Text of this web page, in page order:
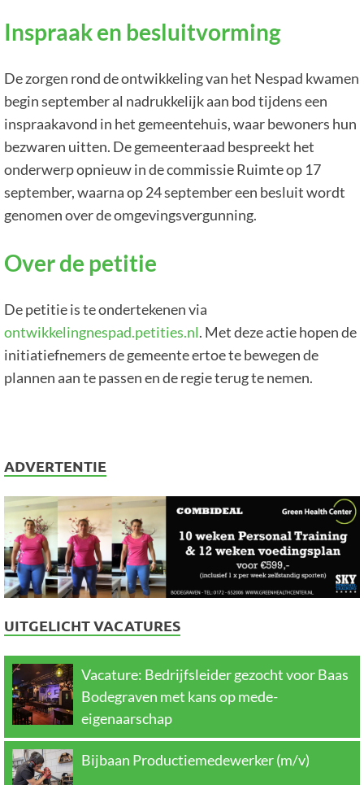
Inspraak en besluitvorming
De zorgen rond de ontwikkeling van het Nespad kwamen
begin september al nadrukkelijk aan bod tijdens een
inspraakavond in het gemeentehuis, waar bewoners hun
bezwaren uitten. De gemeenteraad bespreekt het
onderwerp opnieuw in de commissie Ruimte op 17
september, waarna op 24 september een besluit wordt
genomen over de omgevingsvergunning.
Over de petitie
De petitie is te ondertekenen via
ontwikkelingnespad.petities.nl. Met deze actie hopen de
initiatiefnemers de gemeente ertoe te bewegen de
plannen aan te passen en de regie terug te nemen.
ADVERTENTIE
UITGELICHT VACATURES
Vacature: Bedrijfsleider gezocht voor Baas
Bodegraven met kans op mede-
eigenaarschap
Bijbaan Productiemedewerker (m/v)